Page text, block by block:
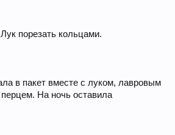
порезать кольцами.
в пакет вместе с луком, лавровым
На ночь оставила